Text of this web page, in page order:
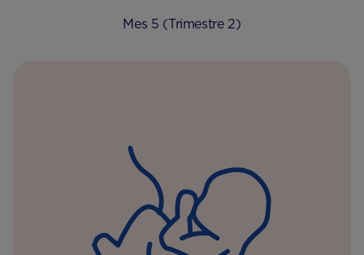
Mes 5 (Trimestre 2)